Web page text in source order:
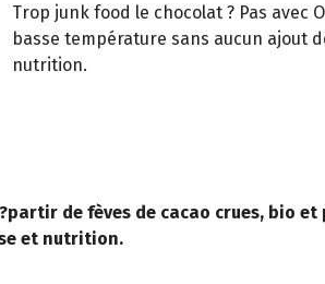
Trop junk food le chocolat ? Pas avec
basse température sans aucun ajout
nutrition.
de fèves de cacao crues, bio
et nutrition.